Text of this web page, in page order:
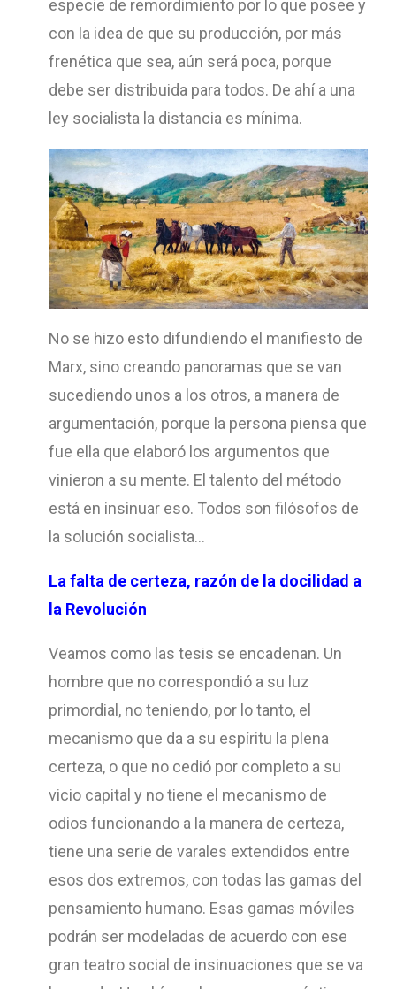
especie de remordimiento por lo que posee y
con la idea de que su producción, por más
frenética que sea, aún será poca, porque
debe ser distribuida para todos. De ahí a una
ley socialista la distancia es mínima.
No se hizo esto difundiendo el manifiesto de
Marx, sino creando panoramas que se van
sucediendo unos a los otros, a manera de
argumentación, porque la persona piensa que
fue ella que elaboró los argumentos que
vinieron a su mente. El talento del método
está en insinuar eso. Todos son filósofos de
la solución socialista…
La falta de certeza, razón de la docilidad a
la Revolución
Veamos como las tesis se encadenan. Un
hombre que no correspondió a su luz
primordial, no teniendo, por lo tanto, el
mecanismo que da a su espíritu la plena
certeza, o que no cedió por completo a su
vicio capital y no tiene el mecanismo de
odios funcionando a la manera de certeza,
tiene una serie de varales extendidos entre
esos dos extremos, con todas las gamas del
pensamiento humano. Esas gamas móviles
podrán ser modeladas de acuerdo con ese
gran teatro social de insinuaciones que se va